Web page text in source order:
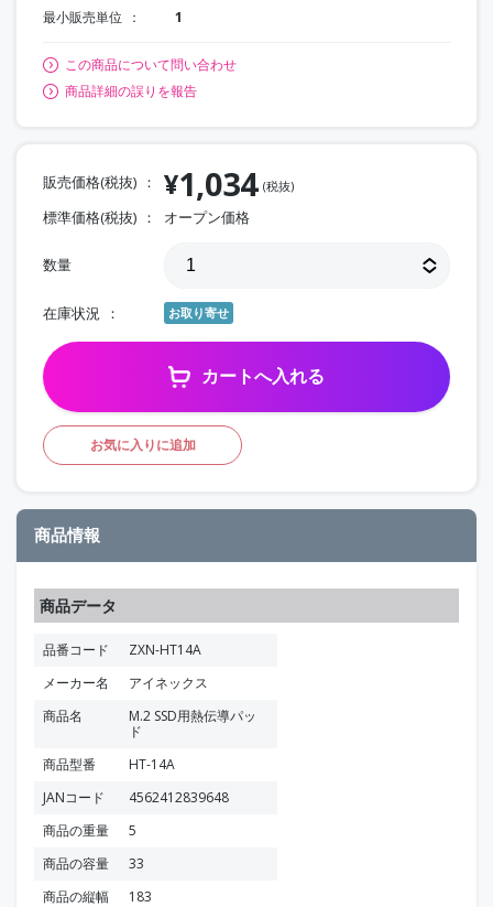
最小販売単位 1
この商品について問い合わせ
商品詳細の誤りを報告
販売価格(税抜) ¥1,034 (税抜)
標準価格(税抜) オープン価格
数量
在庫状況 お取り寄せ
カートへ入れる
お気に入りに追加
商品情報
商品データ
品番コード
ZXN-HT14A
メーカー名
アイネックス
商品名
M.2 SSD用熱伝導パッ
ド
商品型番
HT-14A
JANコード
4562412839648
商品の重量
5
商品の容量
33
商品の縦幅
183